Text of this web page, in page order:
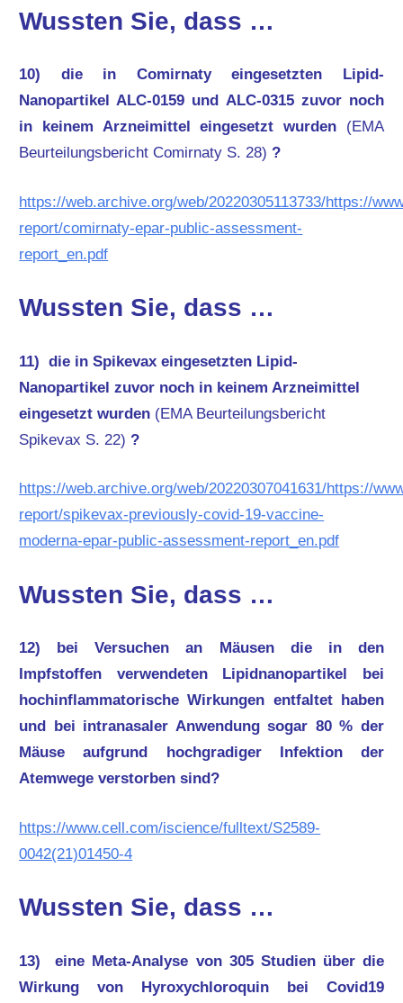
Wussten Sie, dass …
10) die in Comirnaty eingesetzten Lipid-
Nanopartikel ALC-0159 und ALC-0315 zuvor noch
in keinem Arzneimittel eingesetzt wurden (EMA
Beurteilungsbericht Comirnaty S. 28) ?
https://web.archive.org/web/20220305113733/https://
report/comirnaty-epar-public-assessment-
report_en.pdf
Wussten Sie, dass …
11) die in Spikevax eingesetzten Lipid-
Nanopartikel zuvor noch in keinem Arzneimittel
eingesetzt wurden (EMA Beurteilungsbericht
Spikevax S. 22) ?
https://web.archive.org/web/20220307041631/https://
report/spikevax-previously-covid-19-vaccine-
moderna-epar-public-assessment-report_en.pdf
Wussten Sie, dass …
12) bei Versuchen an Mäusen die in den
Impfstoffen verwendeten Lipidnanopartikel bei
hochinflammatorische Wirkungen entfaltet haben
und bei intranasaler Anwendung sogar 80 % der
Mäuse aufgrund hochgradiger Infektion der
Atemwege verstorben sind?
https://www.cell.com/iscience/fulltext/S2589-
0042(21)01450-4
Wussten Sie, dass …
13) eine Meta-Analyse von 305 Studien über die
Wirkung von Hyroxychloroquin bei Covid19